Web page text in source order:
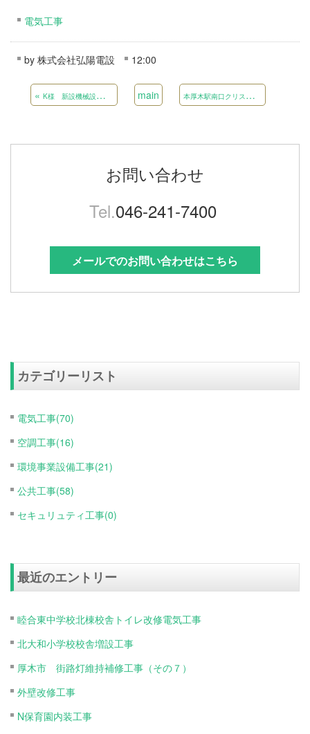
電気工事
by 株式会社弘陽電設 12:00
«K様 新設機械設置に伴う電気設備工事 main 本
厚木駅南口クリスマスイルミネーション設置工事
お問い合わせ
Tel.046-241-7400
メールでのお問い合わせはこちら
カテゴリーリスト
電気工事(70)
空調工事(16)
環境事業設備工事(21)
公共工事(58)
セキュリュティ工事(0)
最近のエントリー
睦合東中学校北棟校舎トイレ改修電気工事
北大和小学校校舎増設工事
厚木市 街路灯維持補修工事（その７）
外壁改修工事
N保育園内装工事